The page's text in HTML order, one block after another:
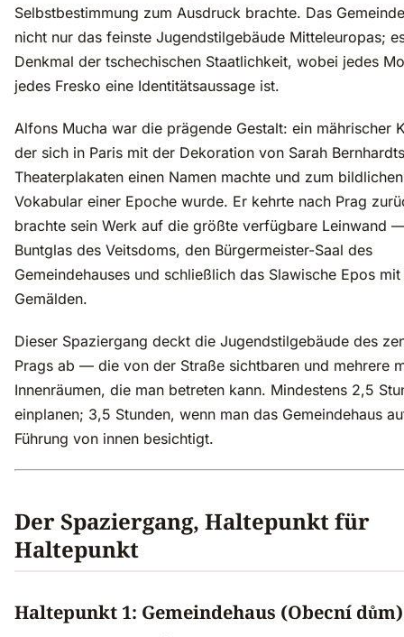
Selbstbestimmung zum Ausdruck brachte. Das
nicht nur das feinste Jugendstilgebäude Mitteleuropas;
Denkmal der tschechischen Staatlichkeit, wobei jedes
jedes Fresko eine Identitätsaussage ist.
Alfons Mucha war die prägende Gestalt: ein mährischer
der sich in Paris mit der Dekoration von Sarah Bernhardts
Theaterplakaten einen Namen machte und zum bildlichen
Vokabular einer Epoche wurde. Er kehrte nach Prag
brachte sein Werk auf die größte verfügbare Leinwand
Buntglas des Veitsdoms, den Bürgermeister-Saal des
Gemeindehauses und schließlich das Slawische Epos
Gemälden.
Dieser Spaziergang deckt die Jugendstilgebäude des
Prags ab — die von der Straße sichtbaren und mehrere
Innenräumen, die man betreten kann. Mindestens 2,5
einplanen; 3,5 Stunden, wenn man das Gemeindehaus
Führung von innen besichtigt.
Der Spaziergang, Haltepunkt für
Haltepunkt
Haltepunkt 1: Gemeindehaus (Obecní dům)